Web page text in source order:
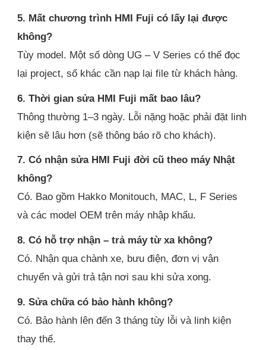
5. Mất chương trình HMI Fuji có lấy lại được
không?
Tùy model. Một số dòng UG – V Series có thể đọc
lại project, số khác cần nạp lại file từ khách hàng.
6. Thời gian sửa HMI Fuji mất bao lâu?
Thông thường 1–3 ngày. Lỗi nặng hoặc phải đặt linh
kiện sẽ lâu hơn (sẽ thông báo rõ cho khách).
7. Có nhận sửa HMI Fuji đời cũ theo máy Nhật
không?
Có. Bao gồm Hakko Monitouch, MAC, L, F Series
và các model OEM trên máy nhập khẩu.
8. Có hỗ trợ nhận – trả máy từ xa không?
Có. Nhận qua chành xe, bưu điện, đơn vị vận
chuyển và gửi trả tận nơi sau khi sửa xong.
9. Sửa chữa có bảo hành không?
Có. Bảo hành lên đến 3 tháng tùy lỗi và linh kiện
thay thế.